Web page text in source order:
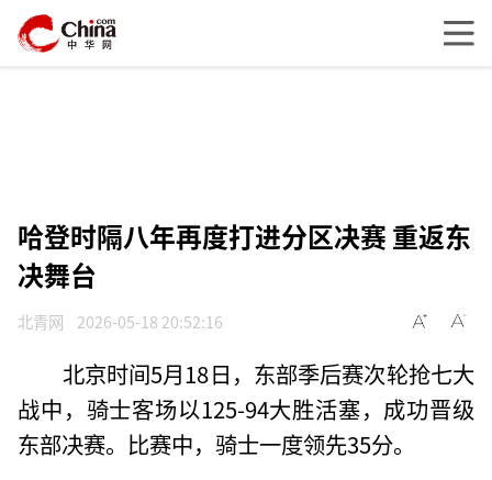
哈登时隔八年再度打进分区决赛 重返东
决舞台
北青网 2026-05-18 20:52:16
北京时间5月18日，东部季后赛次轮抢七大
战中，骑士客场以125-94大胜活塞，成功晋级
东部决赛。比赛中，骑士一度领先35分。